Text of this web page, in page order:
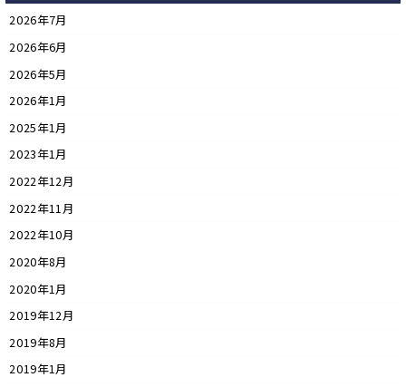
2026年7月
2026年6月
2026年5月
2026年1月
2025年1月
2023年1月
2022年12月
2022年11月
2022年10月
2020年8月
2020年1月
2019年12月
2019年8月
2019年1月